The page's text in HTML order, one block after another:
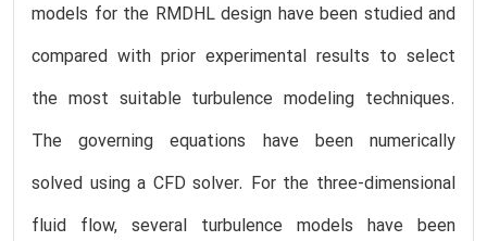
models for the RMDHL design have been studied and
compared with prior experimental results to select
the most suitable turbulence modeling techniques.
The governing equations have been numerically
solved using a CFD solver. For the three-dimensional
fluid flow, several turbulence models have been